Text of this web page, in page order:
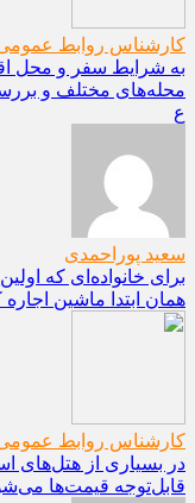
کارشناس روابط
به شرایط سفر و محل
محله‌های مختلف و
ع
سعید پوراحمدی
برای خانواده‌ای که
همان ابتدا ماشین اجاره
کارشناس روابط
در بسیاری از هتل‌های
قابل‌توجه قیمت‌ها